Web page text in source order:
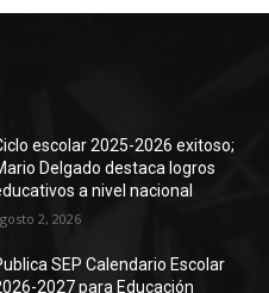
escolar 2025-2026 exitoso;
Delgado destaca logros
a nivel nacional
2, 2026
SEP Calendario Escolar
2027 para Educación